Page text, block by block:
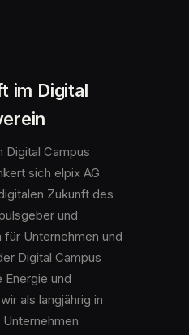
im Digital
Digital Campus
sich elpix AG
Zukunft des
und
Unternehmen und
Digital Campus
Energie und
als langjährig in